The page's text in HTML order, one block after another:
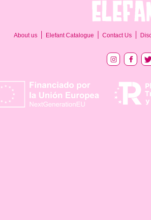
About us Elefant Catalogue Contact Us